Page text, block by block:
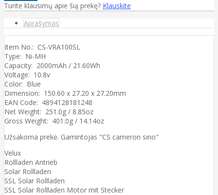
Turite klausimų apie šią prekę? Klauskite
Aprašymas
Item No.: CS-VRA100SL
Type: Ni-MH
Capacity: 2000mAh / 21.60Wh
Voltage: 10.8v
Color: Blue
Dimension: 150.60 x 27.20 x 27.20mm
EAN Code: 4894128181248
Net Weight: 251.0g / 8.85oz
Gross Weight: 401.0g / 14.14oz
Užsakoma prekė. Gamintojas "CS cameron sino"
Velux
Rollladen Antrieb
Solar Rollladen
SSL Solar Rollladen
SSL Solar Rollladen Motor mit Stecker